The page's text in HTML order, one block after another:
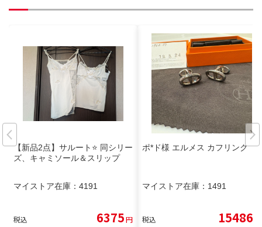
【新品2点】サルート⭐ 同シリー
ズ、キャミソール＆スリップ
マイストア在庫： 4191
税込 6375円
ポ*ド様 エルメス カフリンク
マイストア在庫： 1491
税込 15486